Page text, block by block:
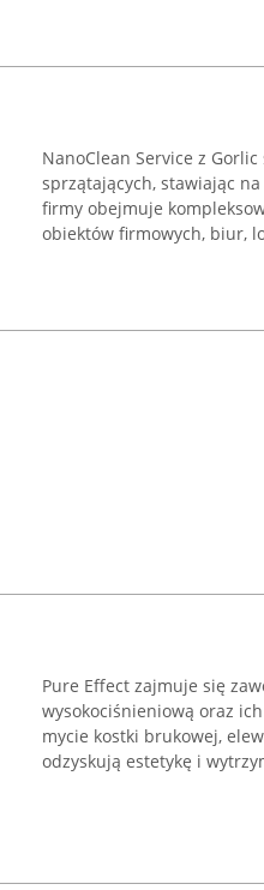
NanoClean Service z
sprzątających, stawiając
firmy obejmuje
obiektów firmowych, biur,
Pure Effect zajmuje się
wysokociśnieniową oraz
mycie kostki brukowej,
odzyskują estetykę i